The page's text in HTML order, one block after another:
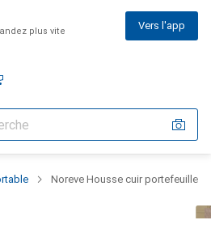
plus vite Vers l'app
Noreve Housse cuir portefeuille